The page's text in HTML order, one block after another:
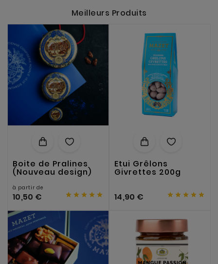
Meilleurs Produits
Boite de Pralines
(Nouveau design)
à partir de
10,50 €     
Etui Grêlons
Givrettes 200g
14,90 €     